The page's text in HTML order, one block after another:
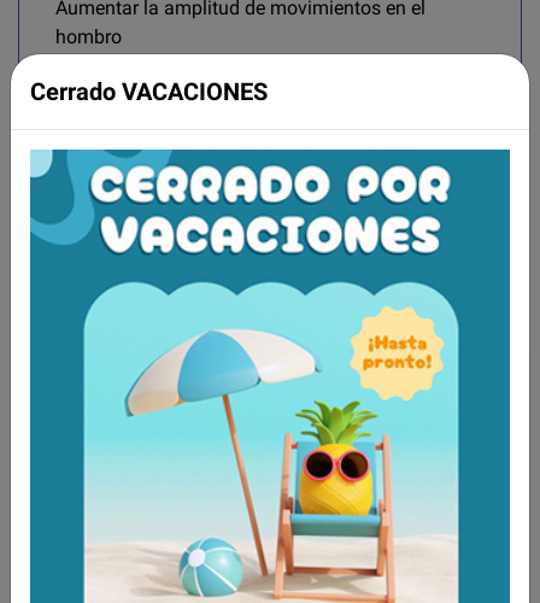
Aumentar la amplitud de movimientos en el
hombro
Aún no existen valoraciones para este
producto.
Tambien te recomendamos
Cerrado VACACIONES